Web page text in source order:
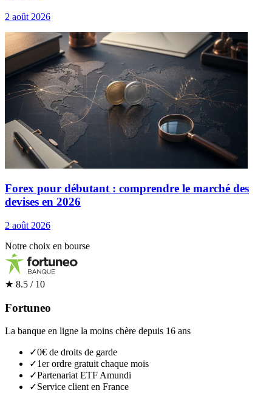
2 août 2026
Forex pour débutant : comprendre le marché des
devises en 2026
2 août 2026
Notre choix en bourse
★ 8.5 / 10
Fortuneo
La banque en ligne la moins chère depuis 16 ans
✓0€ de droits de garde
✓1er ordre gratuit chaque mois
✓Partenariat ETF Amundi
✓Service client en France